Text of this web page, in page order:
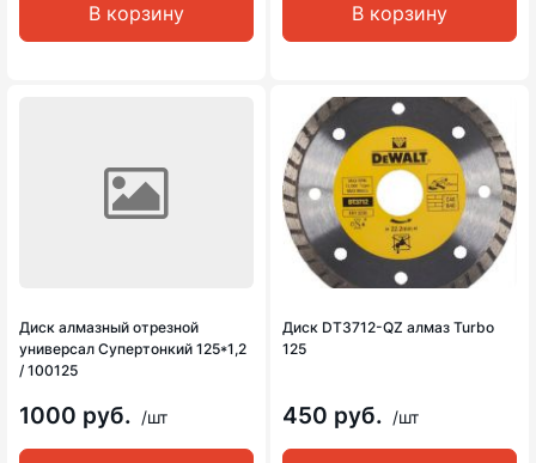
В корзину В корзину
Диск алмазный отрезной
универсал Супертонкий 125*1,2
/ 100125
1000 руб. /шт
Диск DT3712-QZ алмаз Turbo
125
450 руб. /шт